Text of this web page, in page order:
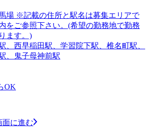
場 ※記載の住所と駅名は募集エリアで
をご参照下さい。(希望の勤務地で勤務
ます。)
、西早稲田駅、学習院下駅、椎名町駅、
、鬼子母神前駅
OK
面に進む